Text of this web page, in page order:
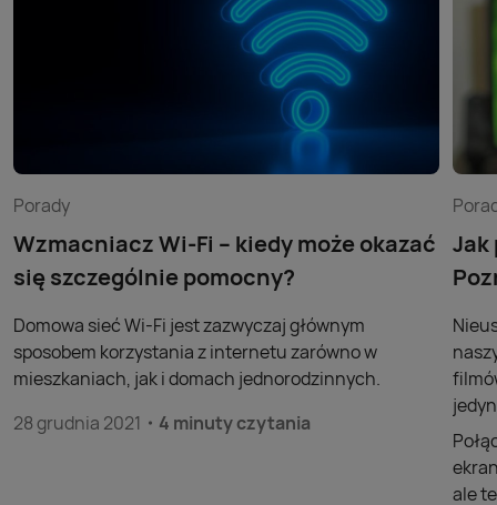
Porady
Wzmacniacz Wi-Fi – kiedy może okazać
się szczególnie pomocny?
Domowa sieć Wi-Fi jest zazwyczaj głównym
sposobem korzystania z internetu zarówno w
mieszkaniach, jak i domach jednorodzinnych.
28 grudnia 2021
4 minuty czytania
Jak
ale